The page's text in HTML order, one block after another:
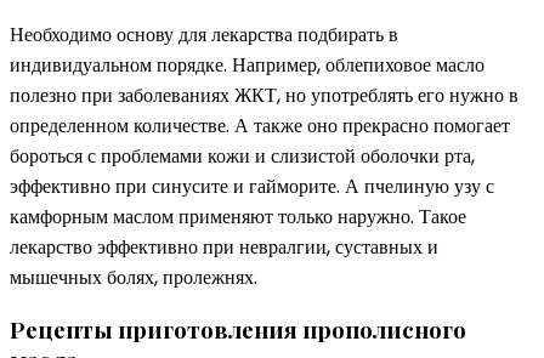
Необходимо основу для лекарства подбирать в
индивидуальном порядке. Например, облепиховое масло
полезно при заболеваниях ЖКТ, но употреблять его нужно в
определенном количестве. А также оно прекрасно помогает
бороться с проблемами кожи и слизистой оболочки рта,
эффективно при синусите и гайморите. А пчелиную узу с
камфорным маслом применяют только наружно. Такое
лекарство эффективно при невралгии, суставных и
мышечных болях, пролежнях.
Рецепты приготовления прополисного